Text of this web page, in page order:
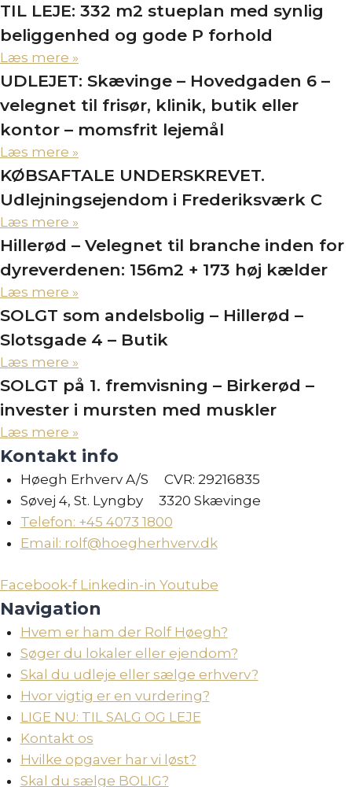
TIL LEJE: 332 m2 stueplan med synlig
beliggenhed og gode P forhold
Læs mere »
UDLEJET: Skævinge – Hovedgaden 6 –
velegnet til frisør, klinik, butik eller
kontor – momsfrit lejemål
Læs mere »
KØBSAFTALE UNDERSKREVET.
Udlejningsejendom i Frederiksværk C
Læs mere »
Hillerød – Velegnet til branche inden for
dyreverdenen: 156m2 + 173 høj kælder
Læs mere »
SOLGT som andelsbolig – Hillerød –
Slotsgade 4 – Butik
Læs mere »
SOLGT på 1. fremvisning – Birkerød –
invester i mursten med muskler
Læs mere »
Kontakt info
Høegh Erhverv A/S CVR: 29216835
Søvej 4, St. Lyngby 3320 Skævinge
Telefon: +45 4073 1800
Email: rolf@hoegherhverv.dk
Facebook-f Linkedin-in Youtube
Navigation
Hvem er ham der Rolf Høegh?
Søger du lokaler eller ejendom?
Skal du udleje eller sælge erhverv?
Hvor vigtig er en vurdering?
LIGE NU: TIL SALG OG LEJE
Kontakt os
Hvilke opgaver har vi løst?
Skal du sælge BOLIG?